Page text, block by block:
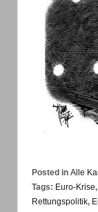
Posted in Alle
Tags: Euro-Krise,
Rettungspolitik,